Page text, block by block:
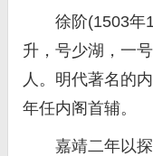
徐阶(1503年
升，号少湖，一
人。明代著名的
年任内阁首辅。
嘉靖二年以探